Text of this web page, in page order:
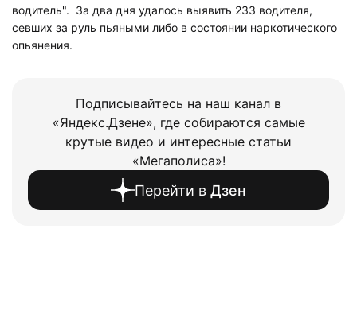
водитель". За два дня удалось выявить 233 водителя,
севших за руль пьяными либо в состоянии наркотического
опьянения.
Подписывайтесь на наш канал в
«Яндекс.Дзене», где собираются самые
крутые видео и интересные статьи
«Мегаполиса»!
Перейти в Дзен